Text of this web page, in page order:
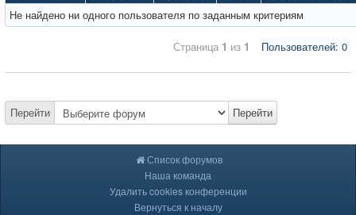
Не найдено ни одного пользователя по заданным критериям
Пользователей: 0
Страница 1 из 1
Перейти Перейти
Список форумов
Наша команда
Удалить cookies конференции
Вернуться к началу